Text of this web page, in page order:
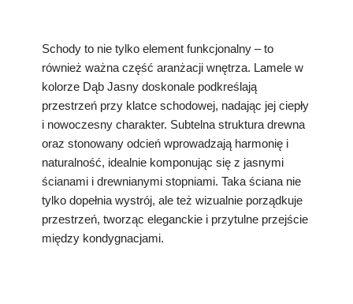
Schody to nie tylko element funkcjonalny – to
również ważna część aranżacji wnętrza. Lamele w
kolorze Dąb Jasny doskonale podkreślają
przestrzeń przy klatce schodowej, nadając jej ciepły
i nowoczesny charakter. Subtelna struktura drewna
oraz stonowany odcień wprowadzają harmonię i
naturalność, idealnie komponując się z jasnymi
ścianami i drewnianymi stopniami. Taka ściana nie
tylko dopełnia wystrój, ale też wizualnie porządkuje
przestrzeń, tworząc eleganckie i przytulne przejście
między kondygnacjami.